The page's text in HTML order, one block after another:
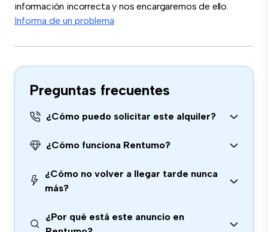
información incorrecta y nos encargaremos de ello.
Informa de un problema
Preguntas frecuentes
¿Cómo puedo solicitar este alquiler?
¿Cómo funciona Rentumo?
¿Cómo no volver a llegar tarde nunca
más?
¿Por qué está este anuncio en